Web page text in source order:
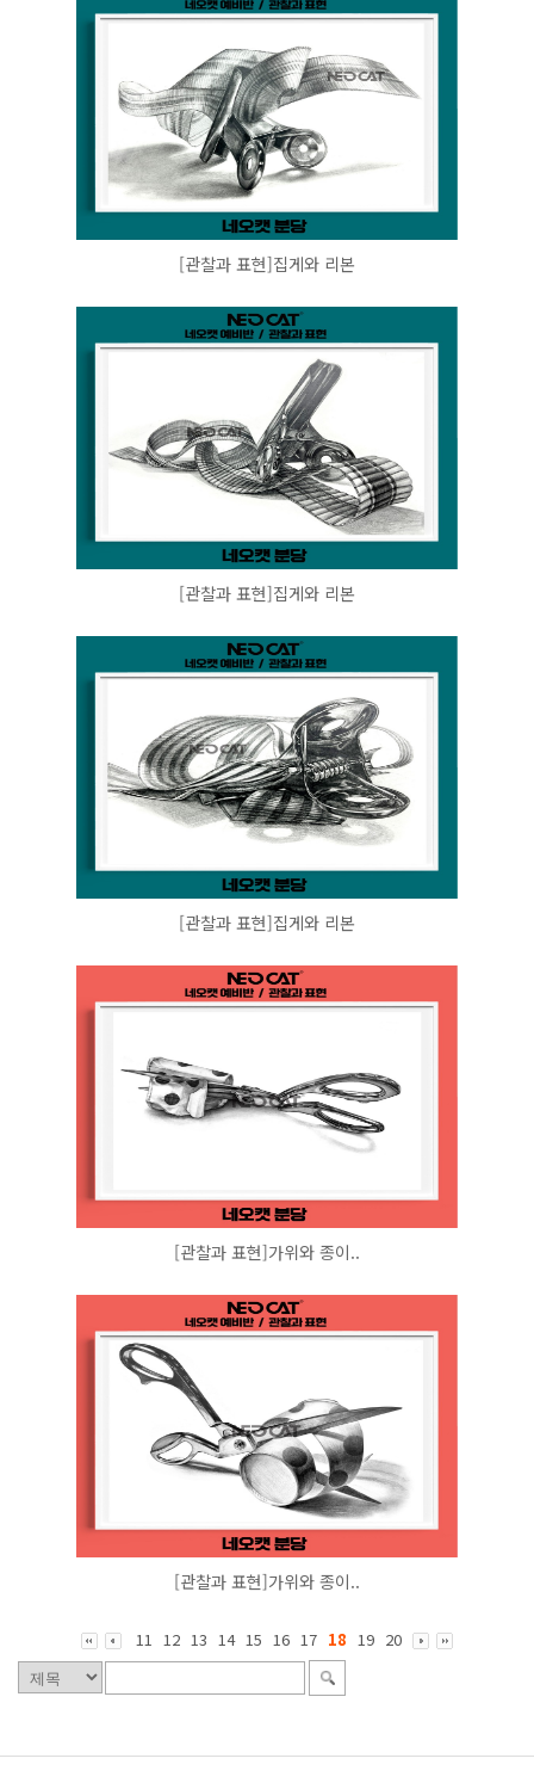
[관찰과 표현]집게와 리본
[관찰과 표현]집게와 리본
[관찰과 표현]집게와 리본
[관찰과 표현]가위와 종이..
[관찰과 표현]가위와 종이..
11 12 13 14 15 16 17 18 19 20